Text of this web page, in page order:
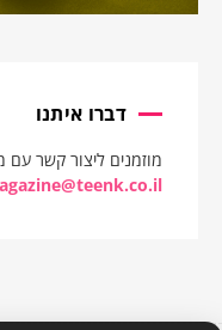
דברו איתנו
מוזמנים ליצור קשר עם